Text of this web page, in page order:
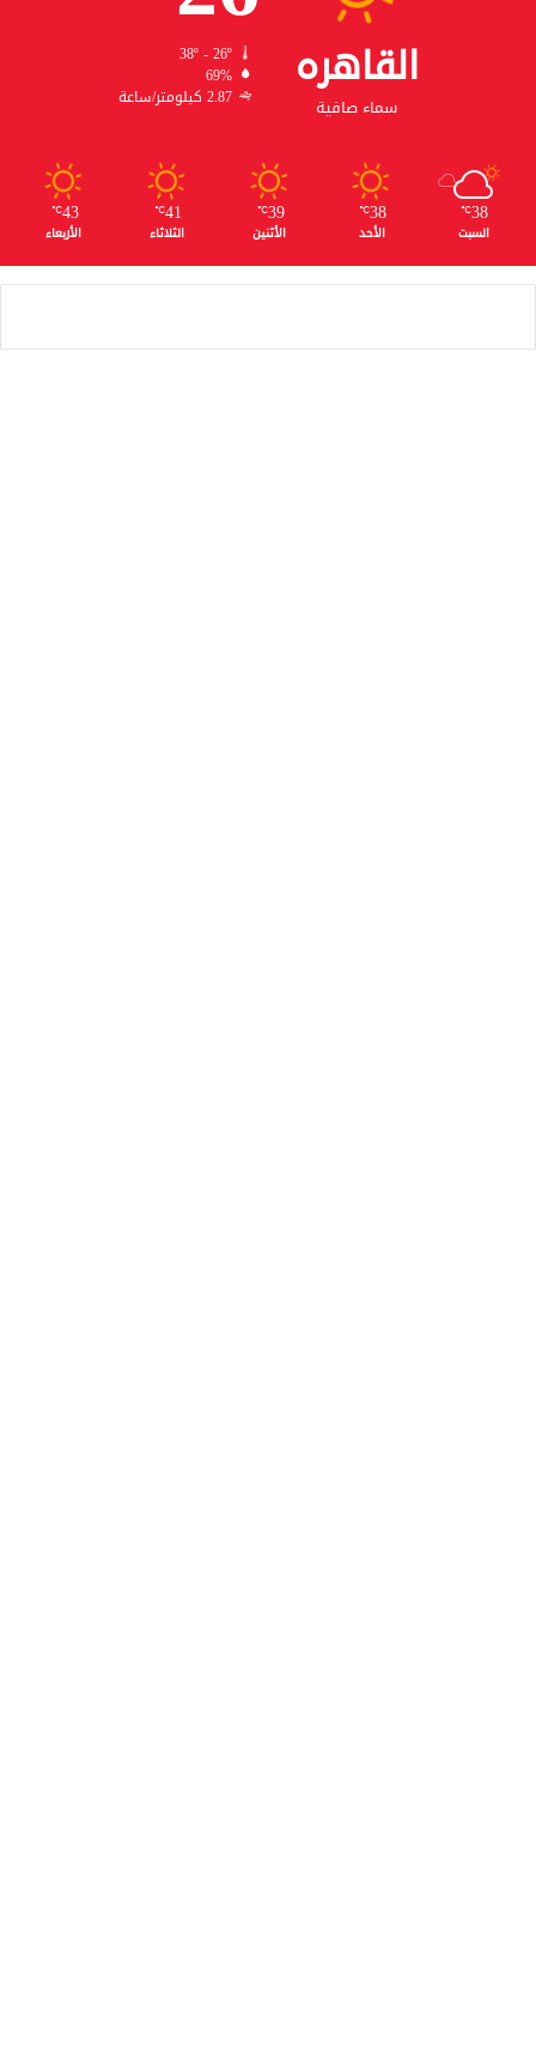
القاهره
سماء صافية
38º - 26º
69%
2.87 كيلومتر/ساعة
38
℃
السبت
38
℃
الأحد
39
℃
الأثنين
41
℃
الثلاثاء
43
℃
الأربعاء